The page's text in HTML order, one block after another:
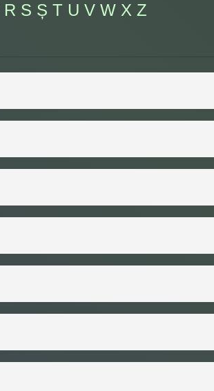
R S Ș T U V W X Z